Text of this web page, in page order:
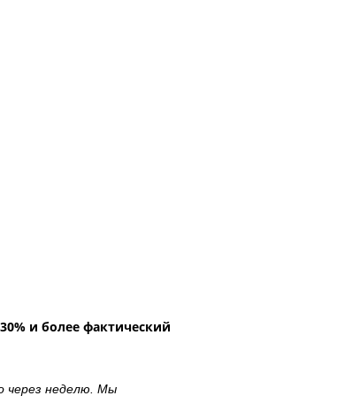
и более фактический
через неделю. Мы